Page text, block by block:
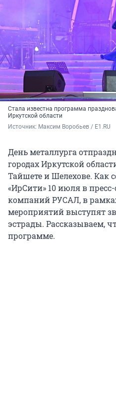
Стала известна программа
Иркутской области
Источник: Максим Воробьев / E1.RU
День металлурга
городах Иркутской
Тайшете и Шелехове. Как
«ИрСити» 10 июля в
компаний РУСАЛ, в
мероприятий выступят
эстрады. Рассказываем,
программе.